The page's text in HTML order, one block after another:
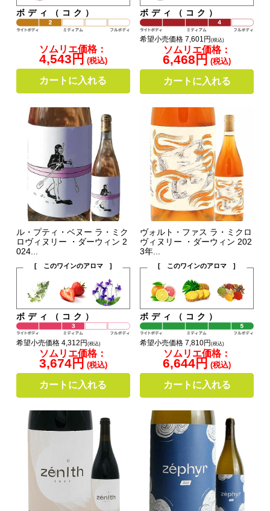
ボディ（コク）
ソムリエ価格：
4,543円 (税込)
カートに入れる
ボディ（コク）
希望小売価格 7,601円(税込)
ソムリエ価格：
6,468円 (税込)
カートに入れる
ル・プティ・ベヌー ラ・ミク
ロヴィヌリー ・ダーウィン 2
024...
[ このワインのアロマ ]
ボディ（コク）
希望小売価格 4,312円(税込)
ソムリエ価格：
3,674円 (税込)
カートに入れる
ヴォルト・ファス ラ・ミクロ
ヴィヌリー ・ダーウィン 202
3年...
[ このワインのアロマ ]
ボディ（コク）
希望小売価格 7,810円(税込)
ソムリエ価格：
6,644円 (税込)
カートに入れる